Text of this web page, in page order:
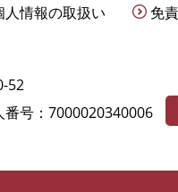
人情報の取扱い 免
52
番号：7000020340006